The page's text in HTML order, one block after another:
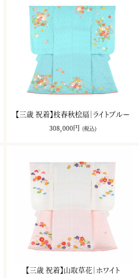
【三歳 祝着】枝春秋桧扇｜ライトブルー
308,000円 (税込)
【三歳 祝着】山取草花｜ホワイト